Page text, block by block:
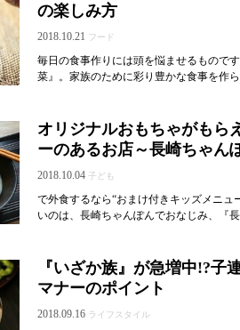
の楽しみ方
2018.10.21 フード
毎日の食事作りには頭を悩ませるもので
菜』。家族のために彩り豊かな食事を作
オリジナルおもちゃがもら
ーのあるお店～長崎ちゃん
2018.10.04 子ども
で外食するなら“おまけ付きキッズメニュ
いのは、長崎ちゃんぽんでおなじみ、『
『いざか族』が急増中!?子
マナーのポイント
2018.09.16 ライフスタイル